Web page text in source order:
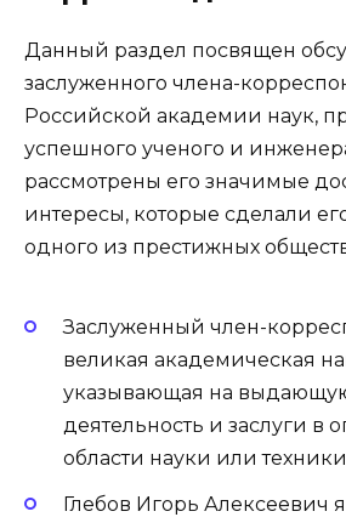
Данный раздел посвящен
заслуженного члена-
Российской академии наук,
успешного ученого и
рассмотрены его значимые
интересы, которые сделали
одного из престижных
Заслуженный член-
великая академическая
указывающая на
деятельность и заслуги в
области науки или
Глебов Игорь Алексеевич